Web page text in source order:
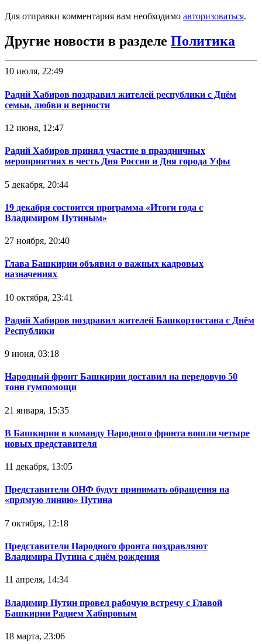
Для отправки комментария вам необходимо авторизоваться.
Другие новости в разделе Политика
10 июля, 22:49
Радий Хабиров поздравил жителей республики с Днём
семьи, любви и верности
12 июня, 12:47
Радий Хабиров принял участие в праздничных
мероприятиях в честь Дня России и Дня города Уфы
5 декабря, 20:44
19 декабря состоится программа «Итоги года с
Владимиром Путиным»
27 ноября, 20:40
Глава Башкирии объявил о важных кадровых
назначениях
10 октября, 23:41
Радий Хабиров поздравил жителей Башкортостана с Днём
Республики
9 июня, 03:18
Народный фронт Башкирии доставил на передовую 50
тонн гумпомощи
21 января, 15:35
В Башкирии в команду Народного фронта вошли четыре
новых представителя
11 декабря, 13:05
Представители ОНФ будут принимать обращения на
«прямую линию» Путина
7 октября, 12:18
Представители Народного фронта поздравляют
Владимира Путина с днём рождения
11 апреля, 14:34
Владимир Путин провел рабочую встречу с Главой
Башкирии Радием Хабировым
18 марта, 23:06